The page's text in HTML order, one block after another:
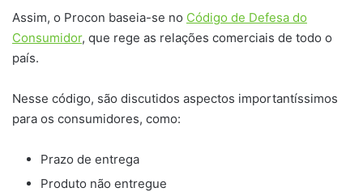
Assim, o Procon baseia-se no Código de Defesa do
Consumidor, que rege as relações comerciais de todo o
país.
Nesse código, são discutidos aspectos importantíssimos
para os consumidores, como:
Prazo de entrega
Produto não entregue